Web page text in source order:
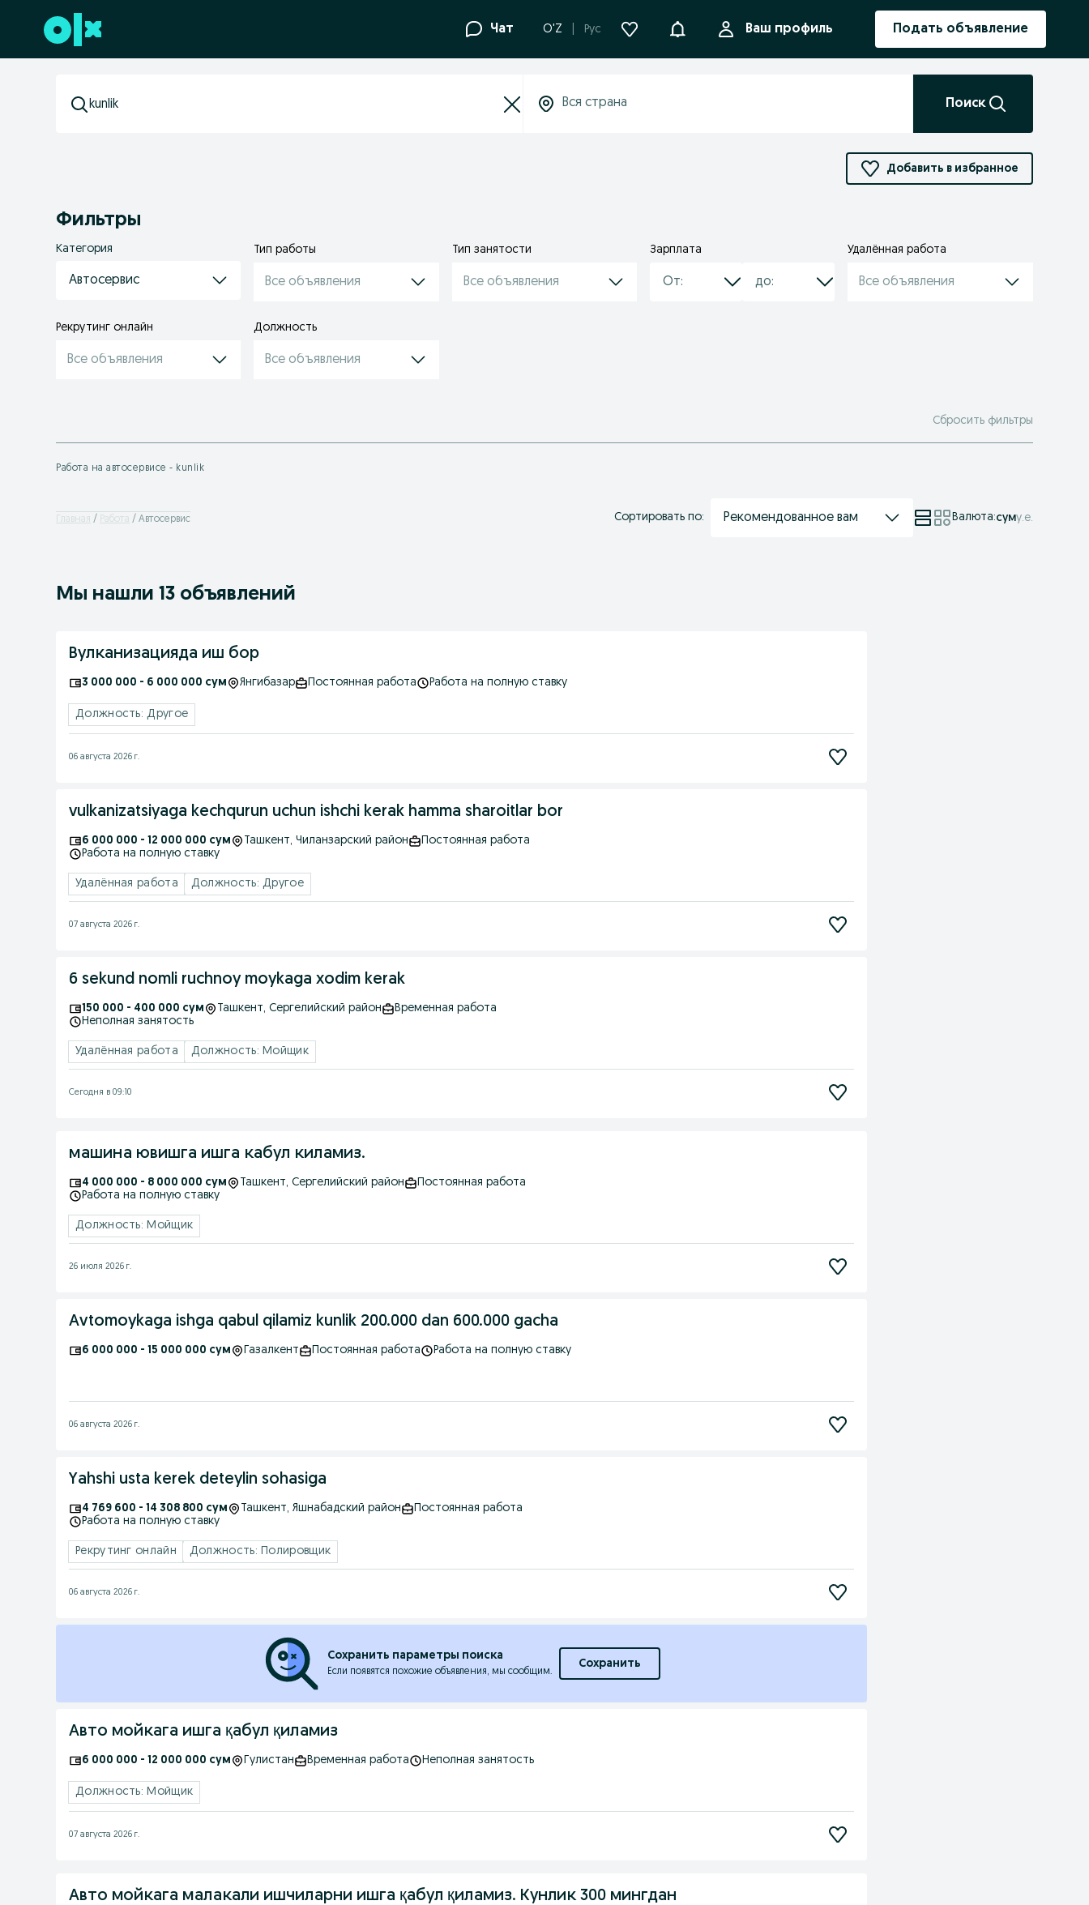
Перейти к нижнему колонтитулу Чат O'Z Рус УведомленияВаш профиль Подать объявление
Поиск
Добавить в избранное
Фильтры
Категория
Автосервис
Тип работы
Все объявления
Тип занятости
Все объявления
Зарплата Удалённая работа
Все объявления
Рекрутинг онлайн
Все объявления
Должность
Все объявления
Сбросить фильтры
Работа на автосервисе - kunlik
Главная Работа Автосервис Сортировать по: Рекомендованное вам Валюта:суму.е.
Мы нашли 13 объявлений
Вулканизацияда иш бор
3 000 000 - 6 000 000 сум Янгибазар Постоянная работа Работа на полную ставку
Должность: Другое
06 августа 2026 г.
vulkanizatsiyaga kechqurun uchun ishchi kerak hamma sharoitlar bor
6 000 000 - 12 000 000 сум Ташкент, Чиланзарский район
Постоянная работа
Работа на полную ставку
Удалённая работа Должность: Другое
07 августа 2026 г.
6 sekund nomli ruchnoy moykaga xodim kerak
150 000 - 400 000 сум Ташкент, Сергелийский район
Временная работа
Неполная занятость
Удалённая работа Должность: Мойщик
Сегодня в 09:10
машина ювишга ишга кабул киламиз.
4 000 000 - 8 000 000 сум Ташкент, Сергелийский район
Постоянная работа
Работа на полную ставку
Должность: Мойщик
26 июля 2026 г.
Avtomoykaga ishga qabul qilamiz kunlik 200.000 dan 600.000 gacha
6 000 000 - 15 000 000 сум Газалкент Постоянная работа Работа на полную ставку
06 августа 2026 г.
Yahshi usta kerek deteylin sohasiga
4 769 600 - 14 308 800 сум Ташкент, Яшнабадский район
Постоянная работа
Работа на полную ставку
Рекрутинг онлайн Должность: Полировщик
06 августа 2026 г.
Сохранить параметры поиска
Если появятся похожие объявления, мы сообщим.
Сохранить
Авто мойкага ишга қабул қиламиз
6 000 000 - 12 000 000 сум Гулистан Временная работа Неполная занятость
Должность: Мойщик
07 августа 2026 г.
Авто мойкага малакали ишчиларни ишга қабул қиламиз. Кунлик 300 мингдан